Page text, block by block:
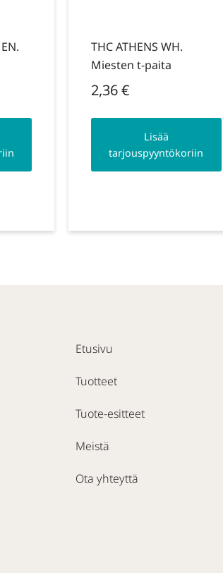
THC ATHENS WH.
Miesten t-paita
2,36€
Lisää
tarjouspyyntökoriin
Etusivu
Tuotteet
Tuote-esitteet
Meistä
Ota yhteyttä